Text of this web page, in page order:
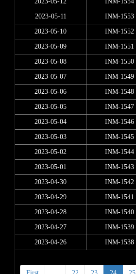
2023-05-11 INM-1553
2023-05-10 INM-1552
2023-05-09 INM-1551
2023-05-08 INM-1550
2023-05-07 INM-1549
2023-05-06 INM-1548
2023-05-05 INM-1547
2023-05-04 INM-1546
2023-05-03 INM-1545
2023-05-02 INM-1544
2023-05-01 INM-1543
2023-04-30 INM-1542
2023-04-29 INM-1541
2023-04-28 INM-1540
2023-04-27 INM-1539
2023-04-26 INM-1538